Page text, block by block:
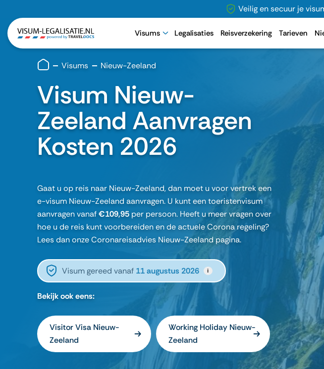
Veilig en secuur je
Visums Legalisaties Reisverzekering Tarieven
Visums Nieuw-Zeeland
Visum Nieuw-
Zeeland Aanvragen
Kosten 2026
Gaat u op reis naar Nieuw-Zeeland, dan moet u voor vertrek een
e-visum Nieuw-Zeeland aanvragen. U kunt een toeristenvisum
aanvragen vanaf€109,95 per persoon. Heeft u meer vragen over
hoe u de reis kunt voorbereiden en de actuele Corona regeling?
Lees dan onze Coronareisadvies Nieuw-Zeeland pagina.
Visum gereed vanaf 11 augustus 2026 i
Bekijk ook eens:
Visitor Visa Nieuw-
Zeeland
Working Holiday Nieuw-
Zeeland